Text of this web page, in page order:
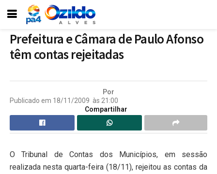
Prefeitura e Câmara de Paulo Afonso
têm contas rejeitadas
Por
Publicado em 18/11/2009 às 21:00
Compartilhar
O Tribunal de Contas dos Municípios, em sessão
realizada nesta quarta-feira (18/11), rejeitou as contas da